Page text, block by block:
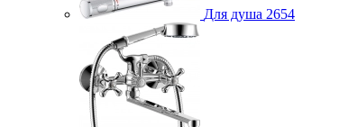
Для душа 2654